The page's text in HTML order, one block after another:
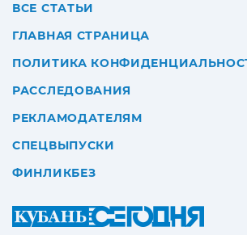
ВСЕ СТАТЬИ
ГЛАВНАЯ СТРАНИЦА
ПОЛИТИКА
РАССЛЕДОВАНИЯ
РЕКЛАМОДАТЕЛЯМ
СПЕЦВЫПУСКИ
ФИНЛИКБЕЗ